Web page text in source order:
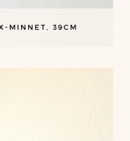
MINNET, 39CM